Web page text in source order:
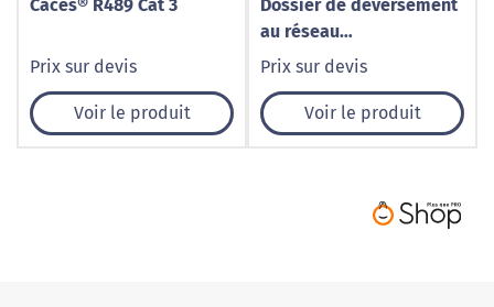
Caces® R489 Cat 3
Prix sur devis
Voir le produit
Dossier de déversement
au réseau
d'assainissement,
Prix sur devis
Voir le produit